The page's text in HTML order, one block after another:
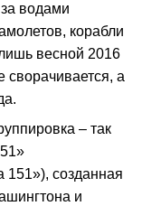
водами
корабли
весной 2016
сворачивается, а
– так
151»), созданная
и